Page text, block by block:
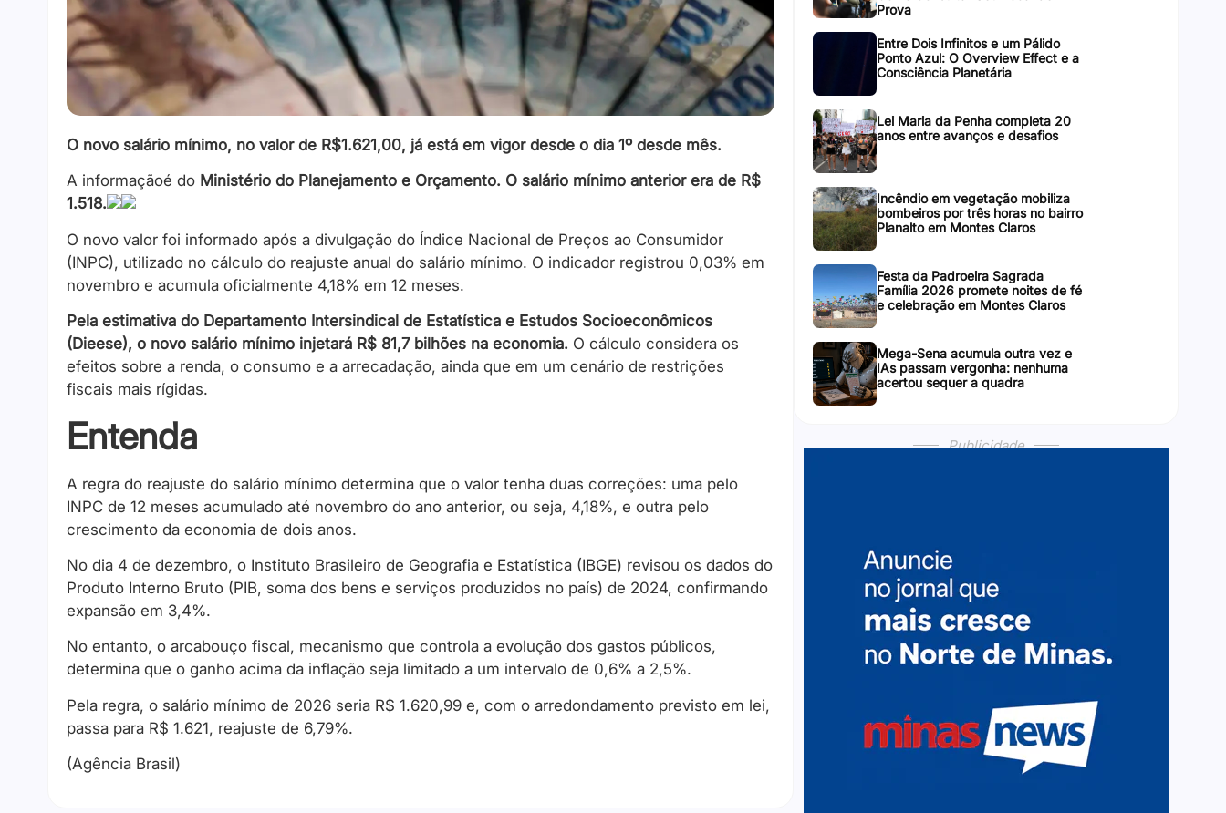
O novo salário mínimo, no valor de R$1.621,00, já está em vigor desde o dia 1º desde mês.
A informaçãoé do Ministério do Planejamento e Orçamento. O salário mínimo anterior era de R$
1.518.
O novo valor foi informado após a divulgação do Índice Nacional de Preços ao Consumidor
(INPC), utilizado no cálculo do reajuste anual do salário mínimo. O indicador registrou 0,03% em
novembro e acumula oficialmente 4,18% em 12 meses.
Pela estimativa do Departamento Intersindical de Estatística e Estudos Socioeconômicos
(Dieese), o novo salário mínimo injetará R$ 81,7 bilhões na economia. O cálculo considera os
efeitos sobre a renda, o consumo e a arrecadação, ainda que em um cenário de restrições
fiscais mais rígidas.
Entenda
A regra do reajuste do salário mínimo determina que o valor tenha duas correções: uma pelo
INPC de 12 meses acumulado até novembro do ano anterior, ou seja, 4,18%, e outra pelo
crescimento da economia de dois anos.
No dia 4 de dezembro, o Instituto Brasileiro de Geografia e Estatística (IBGE) revisou os dados do
Produto Interno Bruto (PIB, soma dos bens e serviços produzidos no país) de 2024, confirmando
expansão em 3,4%.
No entanto, o arcabouço fiscal, mecanismo que controla a evolução dos gastos públicos,
determina que o ganho acima da inflação seja limitado a um intervalo de 0,6% a 2,5%.
Pela regra, o salário mínimo de 2026 seria R$ 1.620,99 e, com o arredondamento previsto em lei,
passa para R$ 1.621, reajuste de 6,79%.
(Agência Brasil)
Prova
Entre Dois Infinitos e um Pálido
Ponto Azul: O Overview Effect e a
Consciência Planetária
Lei Maria da Penha completa 20
anos entre avanços e desafios
Incêndio em vegetação mobiliza
bombeiros por três horas no bairro
Planalto em Montes Claros
Festa da Padroeira Sagrada
Família 2026 promete noites de fé
e celebração em Montes Claros
Mega-Sena acumula outra vez e
IAs passam vergonha: nenhuma
acertou sequer a quadra
Publicidade